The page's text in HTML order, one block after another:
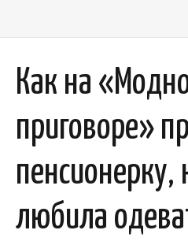
Как на
приговоре»
пенсионерку,
любила